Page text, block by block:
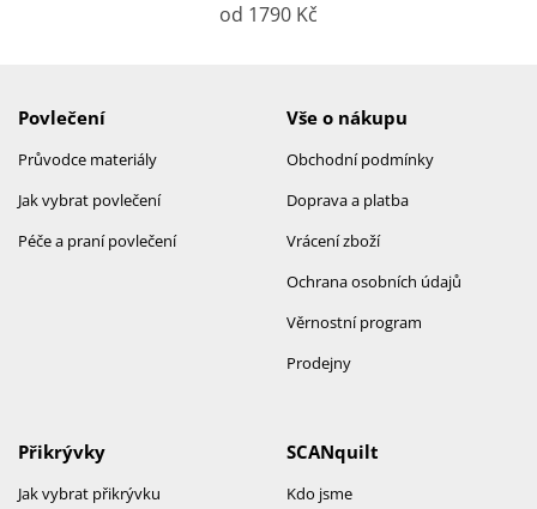
od 1790 Kč
Povlečení
Průvodce materiály
Jak vybrat povlečení
Péče a praní povlečení
Vše o nákupu
Obchodní podmínky
Doprava a platba
Vrácení zboží
Ochrana osobních údajů
Věrnostní program
Prodejny
SCANquilt
Kdo jsme
Přikrývky
Jak vybrat přikrývku